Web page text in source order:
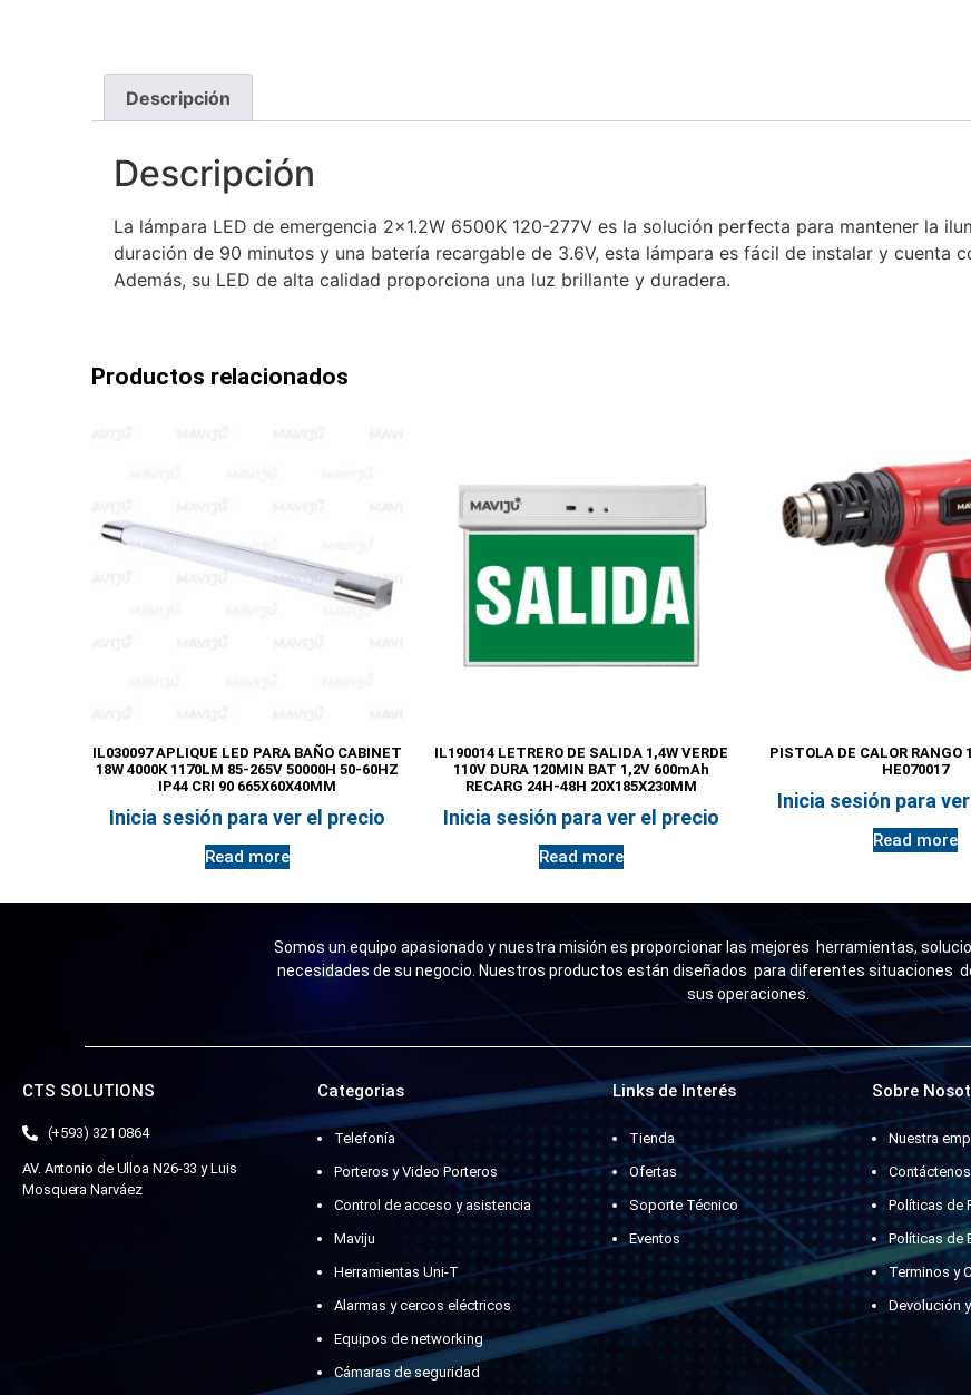
Descripción
Descripción
La lámpara LED de emergencia 2×1.2W 6500K 120-277V es la solución perfecta para mantener la
duración de 90 minutos y una batería recargable de 3.6V, esta lámpara es fácil de instalar y cuenta
Además, su LED de alta calidad proporciona una luz brillante y duradera.
Productos relacionados
IL030097 APLIQUE LED PARA BAÑO CABINET
18W 4000K 1170LM 85-265V 50000H 50-60HZ
IP44 CRI 90 665X60X40MM
Inicia sesión para ver el precio
Read more
IL190014 LETRERO DE SALIDA 1,4W VERDE
110V DURA 120MIN BAT 1,2V 600mAh
RECARG 24H-48H 20X185X230MM
Inicia sesión para ver el precio
Read more
PISTOLA DE CALOR RANGO
HE070017
Inicia sesión para
Read more
Somos un equipo apasionado y nuestra misión es proporcionar las mejores herramientas,
necesidades de su negocio. Nuestros productos están diseñados para diferentes situaciones
sus operaciones.
CTS SOLUTIONS
(+593) 321 0864
AV. Antonio de Ulloa N26-33 y Luis
Mosquera Narváez
Categorias
Telefonía
Porteros y Video Porteros
Control de acceso y asistencia
Maviju
Herramientas Uni-T
Alarmas y cercos eléctricos
Equipos de networking
Cámaras de seguridad
Links de Interés
Tienda
Ofertas
Soporte Técnico
Eventos
Sobre
Nuestra
Contáctenos
Políticas de
Políticas de
Terminos y
Devolución